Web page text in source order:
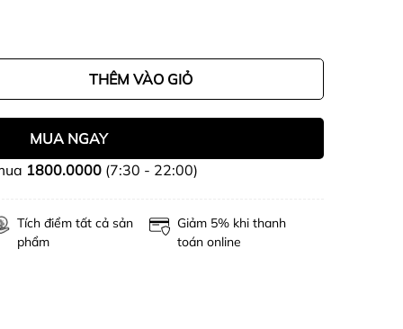
THÊM VÀO GIỎ
MUA NGAY
1800.0000(7:30 - 22:00)
Tích điểm tất cả sản
phẩm
Giảm 5% khi thanh
toán online